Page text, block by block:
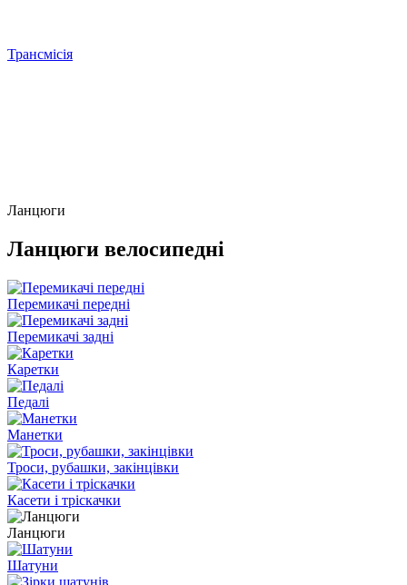
Трансмісія
Ланцюги
Ланцюги велосипедні
Перемикачі передні
Перемикачі задні
Каретки
Педалі
Манетки
Троси, рубашки, закінцівки
Касети і тріскачки
Ланцюги
Шатуни